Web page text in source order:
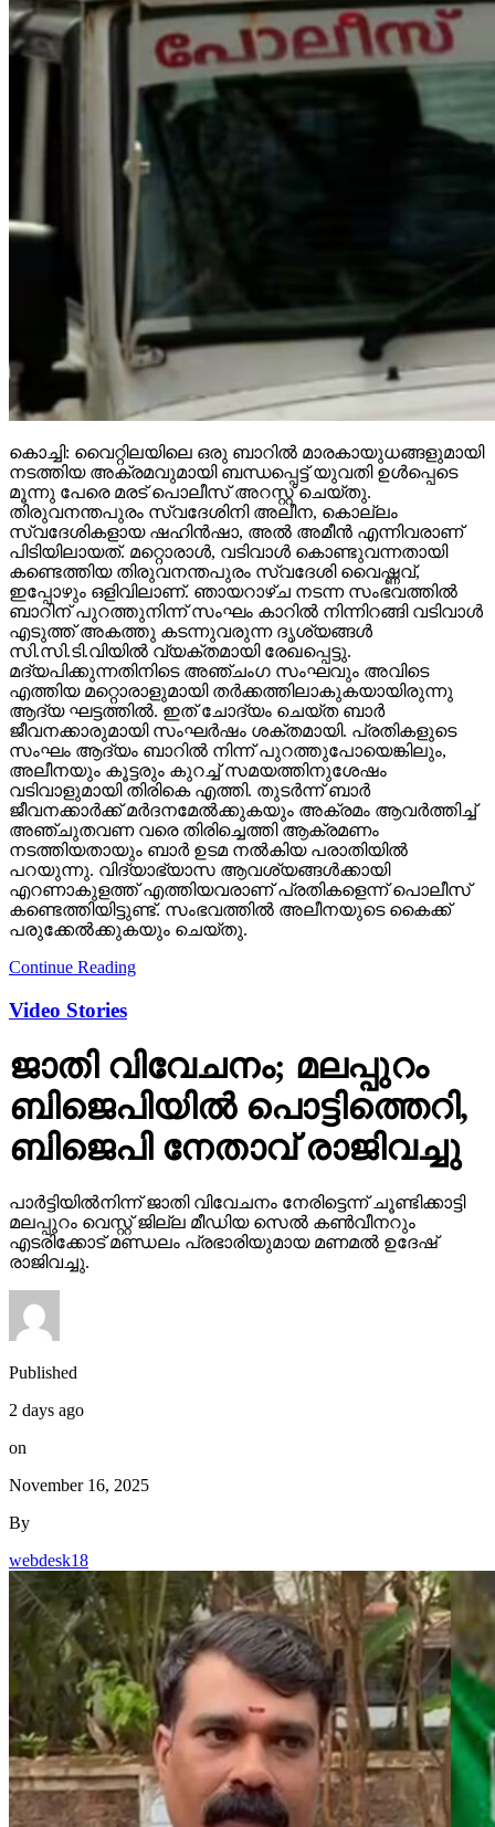
കൊച്ചി: വൈറ്റിലയിലെ ഒരു ബാറില്‍ മാരകായുധങ്ങളുമായി
നടത്തിയ അക്രമവുമായി ബന്ധപ്പെട്ട് യുവതി ഉള്‍പ്പെടെ
മൂന്നു പേരെ മരട് പൊലീസ് അറസ്റ്റ് ചെയ്തു.
തിരുവനന്തപുരം സ്വദേശിനി അലീന, കൊല്ലം
സ്വദേശികളായ ഷഹിന്‍ഷാ, അല്‍ അമീന്‍ എന്നിവരാണ്
പിടിയിലായത്. മറ്റൊരാള്‍, വടിവാള്‍ കൊണ്ടുവന്നതായി
കണ്ടെത്തിയ തിരുവനന്തപുരം സ്വദേശി വൈഷ്ണവ്,
ഇപ്പോഴും ഒളിവിലാണ്. ഞായറാഴ്ച നടന്ന സംഭവത്തില്‍
ബാറിന് പുറത്തുനിന്ന് സംഘം കാറില്‍ നിന്നിറങ്ങി വടിവാള്‍
എടുത്ത് അകത്തു കടന്നുവരുന്ന ദൃശ്യങ്ങള്‍
സി.സി.ടി.വിയില്‍ വ്യക്തമായി രേഖപ്പെട്ടു.
മദ്യപിക്കുന്നതിനിടെ അഞ്ചംഗ സംഘവും അവിടെ
എത്തിയ മറ്റൊരാളുമായി തര്‍ക്കത്തിലാകുകയായിരുന്നു
ആദ്യ ഘട്ടത്തില്‍. ഇത് ചോദ്യം ചെയ്ത ബാര്‍
ജീവനക്കാരുമായി സംഘര്‍ഷം ശക്തമായി. പ്രതികളുടെ
സംഘം ആദ്യം ബാറില്‍ നിന്ന് പുറത്തുപോയെങ്കിലും,
അലീനയും കൂട്ടരും കുറച്ച് സമയത്തിനുശേഷം
വടിവാളുമായി തിരികെ എത്തി. തുടര്‍ന്ന് ബാര്‍
ജീവനക്കാര്‍ക്ക് മര്‍ദനമേല്‍ക്കുകയും അക്രമം ആവര്‍ത്തിച്ച്
അഞ്ചുതവണ വരെ തിരിച്ചെത്തി ആക്രമണം
നടത്തിയതായും ബാര്‍ ഉടമ നല്‍കിയ പരാതിയില്‍
പറയുന്നു. വിദ്യാഭ്യാസ ആവശ്യങ്ങള്‍ക്കായി
എറണാകുളത്ത് എത്തിയവരാണ് പ്രതികളെന്ന് പൊലീസ്
കണ്ടെത്തിയിട്ടുണ്ട്. സംഭവത്തില്‍ അലീനയുടെ കൈക്ക്
പരുക്കേല്‍ക്കുകയും ചെയ്തു.
Continue Reading
Video Stories
ജാതി വിവേചനം; മലപ്പുറം
ബിജെപിയില്‍ പൊട്ടിത്തെറി,
ബിജെപി നേതാവ് രാജിവച്ചു
പാര്‍ട്ടിയില്‍നിന്ന് ജാതി വിവേചനം നേരിട്ടെന്ന് ചൂണ്ടിക്കാട്ടി
മലപ്പുറം വെസ്റ്റ് ജില്ല മീഡിയ സെല്‍ കണ്‍വീനറും
എടരിക്കോട് മണ്ഡലം പ്രഭാരിയുമായ മണമല്‍ ഉദേഷ്
രാജിവച്ചു.
Published
2 days ago
on
November 16, 2025
By
webdesk18